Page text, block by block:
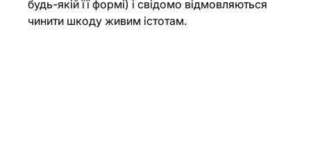
будь-якій її формі) і свідомо відмовляються
чинити шкоду живим істотам.